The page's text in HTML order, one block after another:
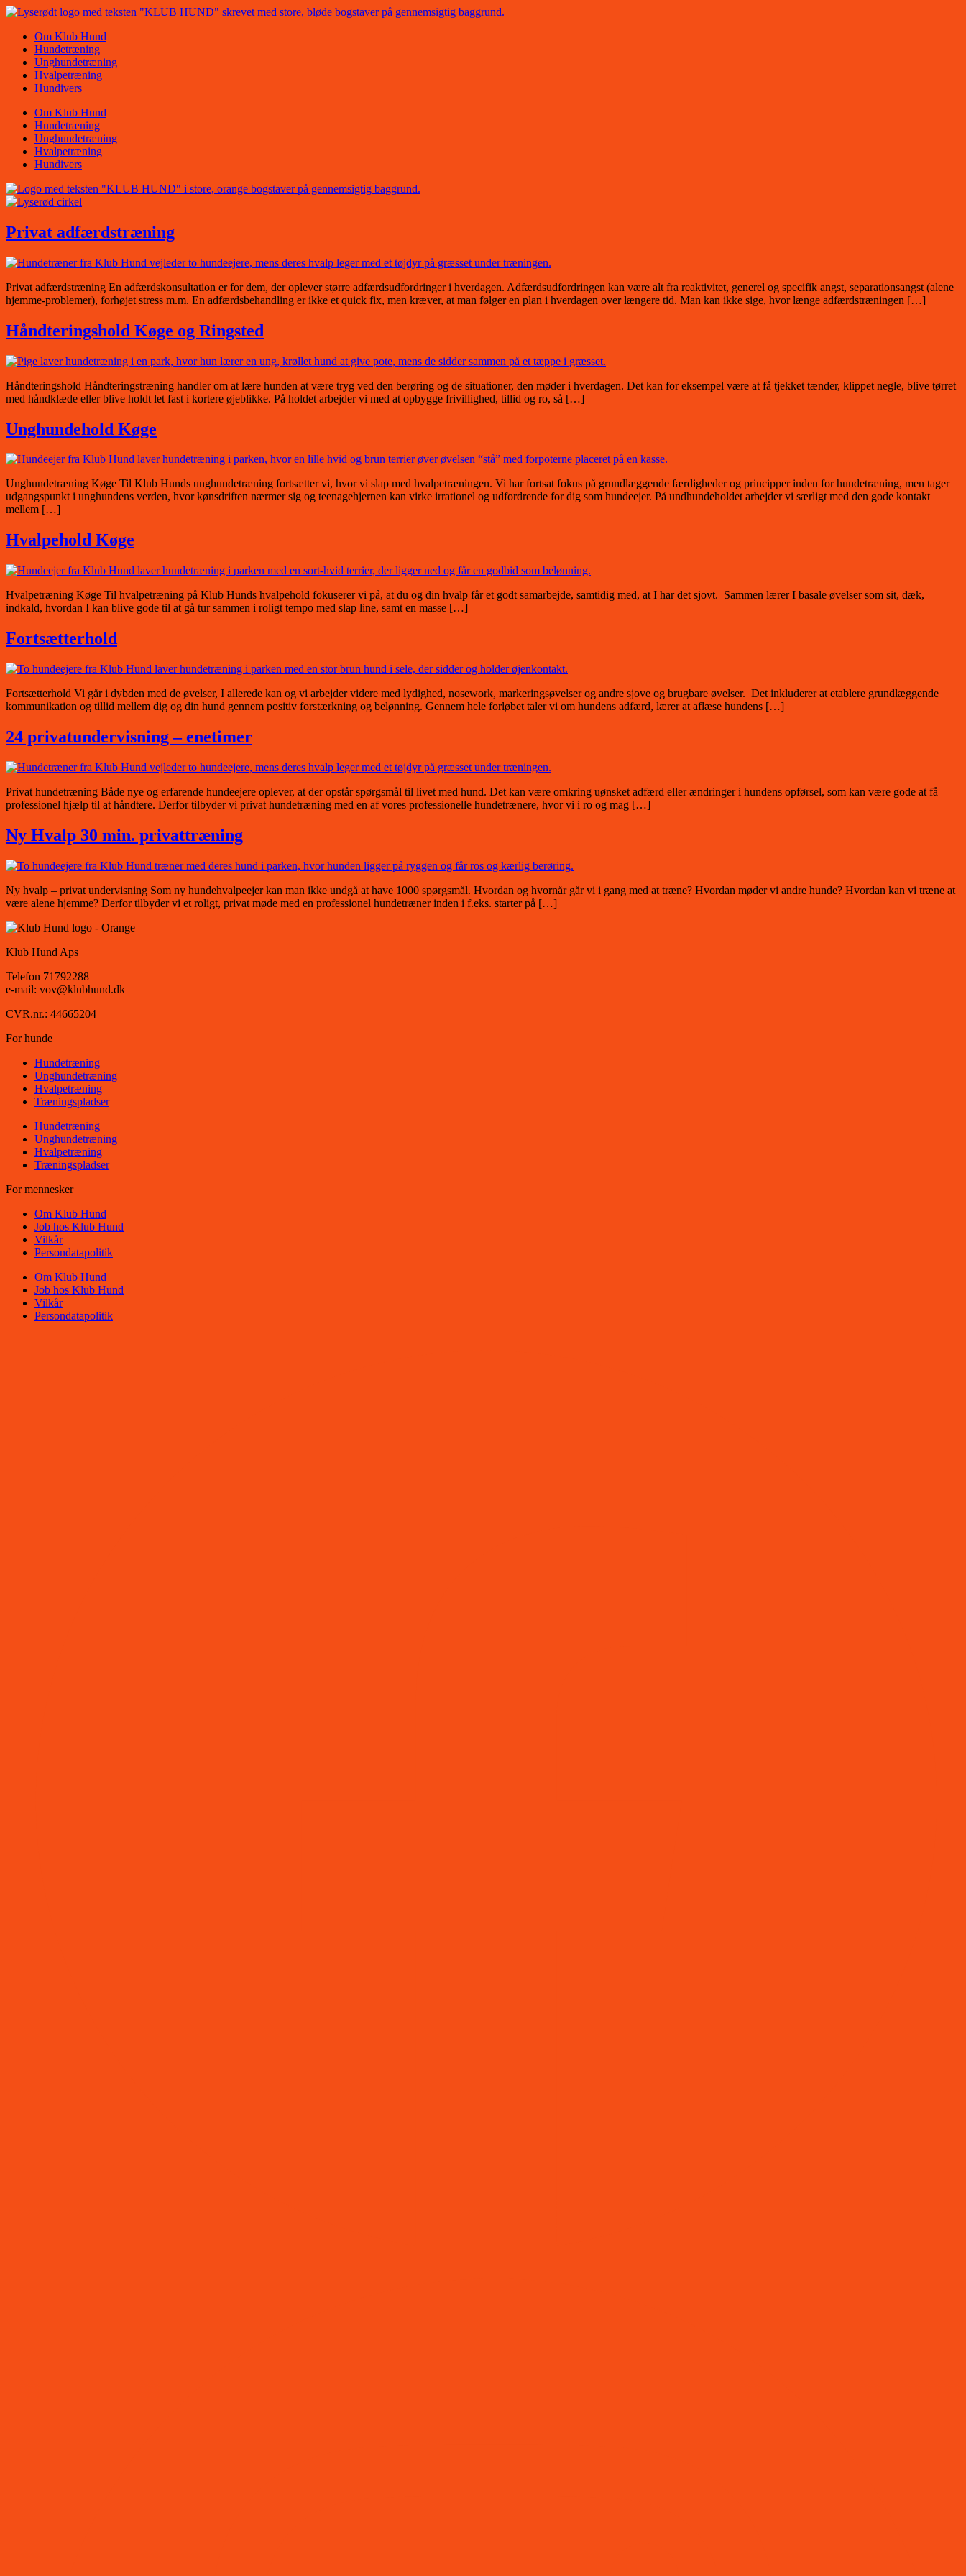
Videre
indholdOm Klub Hund
Hundetræning
Unghundetræning
Hvalpetræning
Hundivers
Om Klub Hund
Hundetræning
Unghundetræning
Hvalpetræning
Hundivers
Privat adfærdstræning
Privat adfærdstræning En adfærdskonsultation er for dem, der oplever større adfærdsudfordringer i hverdagen. Adfærdsudfordringen kan være alt fra reaktivitet, generel og specifik angst, separationsangst (alene
hjemme-problemer), forhøjet stress m.m. En adfærdsbehandling er ikke et quick fix, men kræver, at man følger en plan i hverdagen over længere tid. Man kan ikke sige, hvor længe adfærdstræningen […]
Håndteringshold Køge og Ringsted
Håndteringshold Håndteringstræning handler om at lære hunden at være tryg ved den berøring og de situationer, den møder i hverdagen. Det kan for eksempel være at få tjekket tænder, klippet negle, blive tørret
med håndklæde eller blive holdt let fast i kortere øjeblikke. På holdet arbejder vi med at opbygge frivillighed, tillid og ro, så […]
Unghundehold Køge
Unghundetræning Køge Til Klub Hunds unghundetræning fortsætter vi, hvor vi slap med hvalpetræningen. Vi har fortsat fokus på grundlæggende færdigheder og principper inden for hundetræning, men tager
udgangspunkt i unghundens verden, hvor kønsdriften nærmer sig og teenagehjernen kan virke irrationel og udfordrende for dig som hundeejer. På undhundeholdet arbejder vi særligt med den gode kontakt
mellem […]
Hvalpehold Køge
Hvalpetræning Køge Til hvalpetræning på Klub Hunds hvalpehold fokuserer vi på, at du og din hvalp får et godt samarbejde, samtidig med, at I har det sjovt. Sammen lærer I basale øvelser som sit, dæk,
indkald, hvordan I kan blive gode til at gå tur sammen i roligt tempo med slap line, samt en masse […]
Fortsætterhold
Fortsætterhold Vi går i dybden med de øvelser, I allerede kan og vi arbejder videre med lydighed, nosework, markeringsøvelser og andre sjove og brugbare øvelser. Det inkluderer at etablere grundlæggende
kommunikation og tillid mellem dig og din hund gennem positiv forstærkning og belønning. Gennem hele forløbet taler vi om hundens adfærd, lærer at aflæse hundens […]
24 privatundervisning – enetimer
Privat hundetræning Både nye og erfarende hundeejere oplever, at der opstår spørgsmål til livet med hund. Det kan være omkring uønsket adfærd eller ændringer i hundens opførsel, som kan være gode at få
professionel hjælp til at håndtere. Derfor tilbyder vi privat hundetræning med en af vores professionelle hundetrænere, hvor vi i ro og mag […]
Ny Hvalp 30 min. privattræning
Ny hvalp – privat undervisning Som ny hundehvalpeejer kan man ikke undgå at have 1000 spørgsmål. Hvordan og hvornår går vi i gang med at træne? Hvordan møder vi andre hunde? Hvordan kan vi træne at
være alene hjemme? Derfor tilbyder vi et roligt, privat møde med en professionel hundetræner inden i f.eks. starter på […]
Klub Hund Aps
Telefon 71792288
e-mail: vov@klubhund.dk
CVR.nr.: 44665204
For hunde
Hundetræning
Unghundetræning
Hvalpetræning
Træningspladser
Hundetræning
Unghundetræning
Hvalpetræning
Træningspladser
For mennesker
Om Klub Hund
Job hos Klub Hund
Vilkår
Persondatapolitik
Om Klub Hund
Job hos Klub Hund
Vilkår
Persondatapolitik